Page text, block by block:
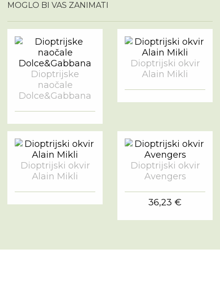
MOGLO BI VAS ZANIMATI
Dioptrijske
naočale
Dolce&Gabbana
Dioptrijski okvir
Alain Mikli
Dioptrijski okvir
Alain Mikli
Dioptrijski okvir
Avengers
36,23 €